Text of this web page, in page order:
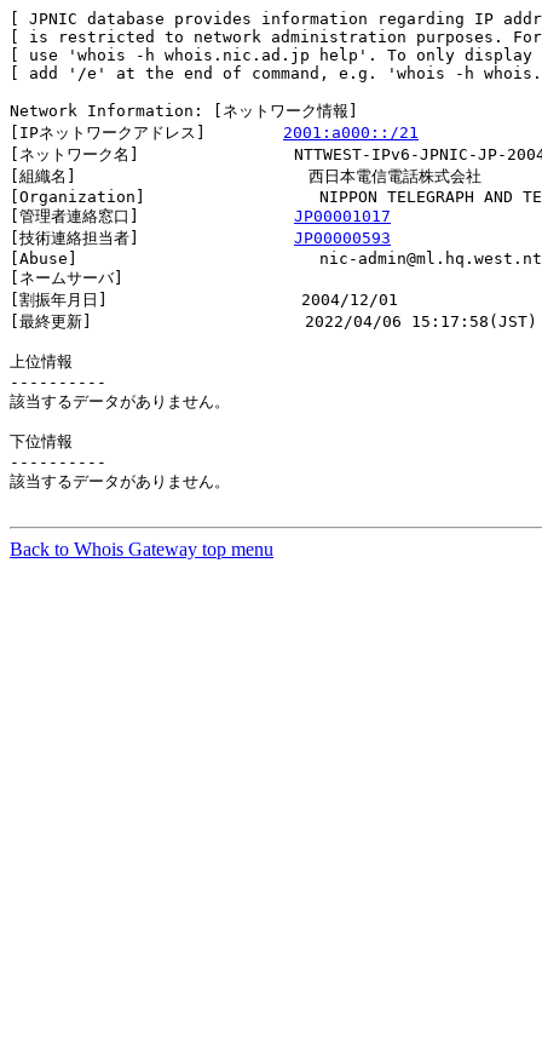
[ JPNIC database provides information regarding IP
[ is restricted to network administration purposes.
[ use 'whois -h whois.nic.ad.jp help'. To only
[ add '/e' at the end of command, e.g. 'whois -h
Network Information: [ネットワーク情報]
[IPネットワークアドレス] 2001:a000::/21
[ネットワーク名]                NTTWEST-IPv6-JPNIC-JP-
[組織名]                        西日本電信電話株式会社
[Organization]                  NIPPON TELEGRAPH AND
[管理者連絡窓口] JP00001017
[技術連絡担当者] JP00000593
[Abuse]                         nic-
[ネームサーバ]
[割振年月日]                    2004/12/01
[最終更新]                      2022/04/06 15:17:58(JST)
上位情報
----------
該当するデータがありません。
下位情報
----------
該当するデータがありません。
Back to Whois Gateway top menu